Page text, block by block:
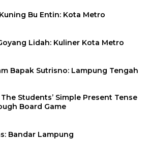
Bu Entin: Kota Metro
Lidah: Kuliner Kota Metro
Bapak Sutrisno: Lampung Tengah
Students’ Simple Present Tense
Board Game
Bandar Lampung